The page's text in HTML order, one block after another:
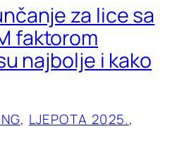
za lice sa
faktorom
najbolje i kako
, LJEPOTA 2025.